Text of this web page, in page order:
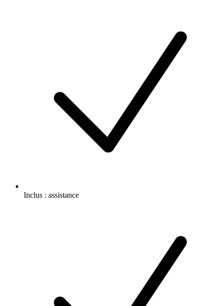
Inclus : assistance